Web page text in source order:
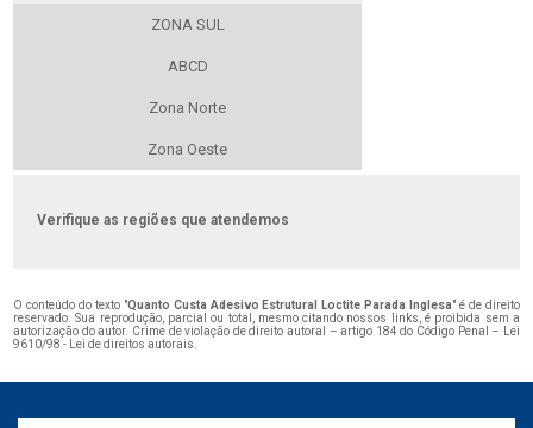
ZONA SUL
ABCD
Zona Norte
Zona Oeste
Verifique as regiões que atendemos
O conteúdo do texto "Quanto Custa Adesivo Estrutural Loctite Parada Inglesa" é de direito
reservado. Sua reprodução, parcial ou total, mesmo citando nossos links, é proibida sem a
autorização do autor. Crime de violação de direito autoral – artigo 184 do Código Penal – Lei
9610/98 - Lei de direitos autorais.